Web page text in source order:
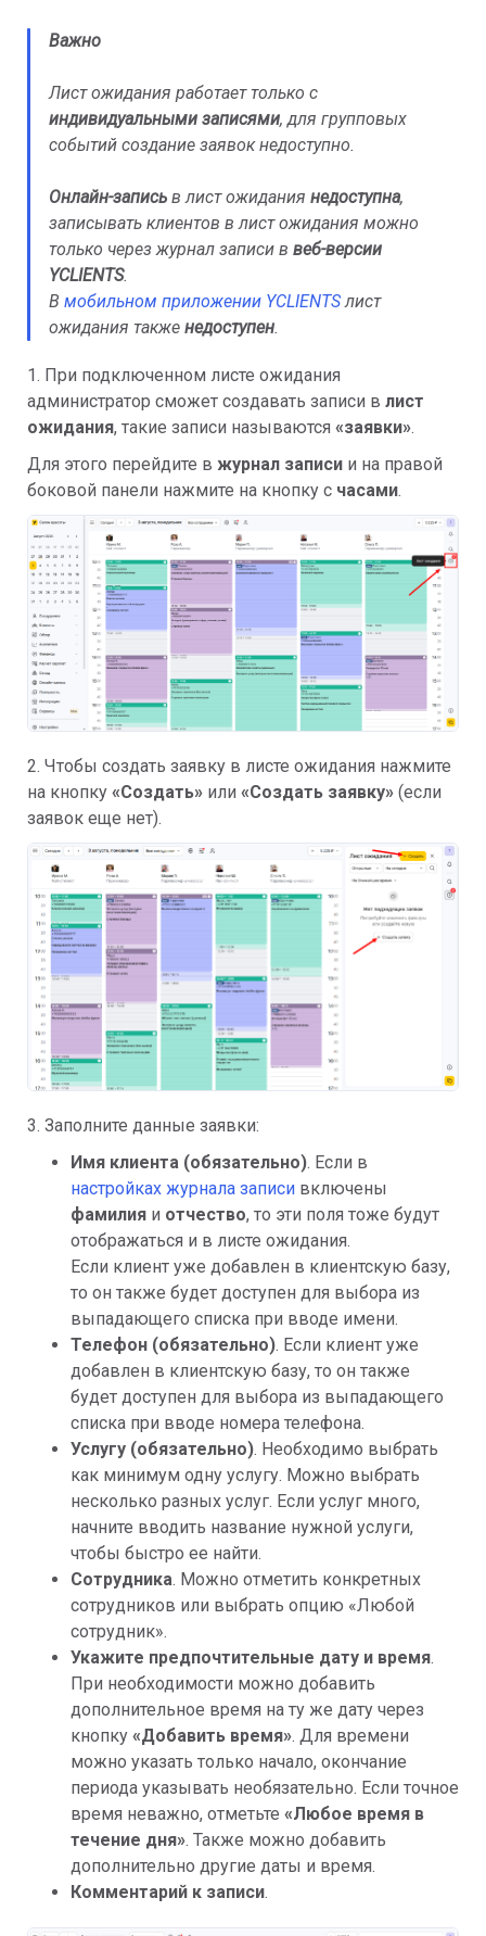
Важно
Лист ожидания работает только с
индивидуальными записями, для групповых
событий создание заявок недоступно.
Онлайн-запись в лист ожидания недоступна,
записывать клиентов в лист ожидания можно
только через журнал записи в веб-версии
YCLIENTS.
В мобильном приложении YCLIENTSлист
ожидания также недоступен.
1. При подключенном листе ожидания
администратор сможет создавать записи в лист
ожидания, такие записи называются «заявки».
Для этого перейдите в журнал записи и на правой
боковой панели нажмите на кнопку с часами.
2. Чтобы создать заявку в листе ожидания нажмите
на кнопку «Создать» или «Создать заявку» (если
заявок еще нет).
3. Заполните данные заявки:
Имя клиента (обязательно). Если в
настройках журнала записи включены
фамилия и отчество, то эти поля тоже будут
отображаться и в листе ожидания.
Если клиент уже добавлен в клиентскую базу,
то он также будет доступен для выбора из
выпадающего списка при вводе имени.
Телефон (обязательно). Если клиент уже
добавлен в клиентскую базу, то он также
будет доступен для выбора из выпадающего
списка при вводе номера телефона.
Услугу (обязательно). Необходимо выбрать
как минимум одну услугу. Можно выбрать
несколько разных услуг. Если услуг много,
начните вводить название нужной услуги,
чтобы быстро ее найти.
Сотрудника. Можно отметить конкретных
сотрудников или выбрать опцию «Любой
сотрудник».
Укажите предпочтительные дату и время.
При необходимости можно добавить
дополнительное время на ту же дату через
кнопку «Добавить время». Для времени
можно указать только начало, окончание
периода указывать необязательно. Если точное
время неважно, отметьте «Любое время в
течение дня». Также можно добавить
дополнительно другие даты и время.
Комментарий к записи.